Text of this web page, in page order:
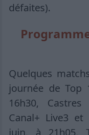
défaites).
Quelques
journée de Top
16h30,
Canal+ Live3
juin, à 21h05,